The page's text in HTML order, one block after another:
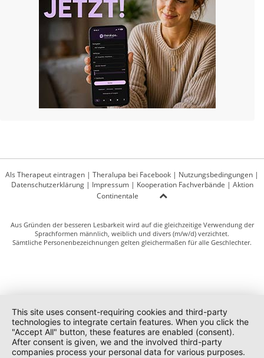
Als Therapeut eintragen | Theralupa bei Facebook | Nutzungsbedingungen |
Datenschutzerklärung| Impressum| Kooperation Fachverbände | Aktion
Continentale
Aus Gründen der besseren Lesbarkeit wird auf die gleichzeitige Verwendung der
Sprachformen männlich, weiblich und divers (m/w/d) verzichtet.
Sämtliche Personenbezeichnungen gelten gleichermaßen für alle Geschlechter.
This site uses consent-requiring cookies and third-party
technologies to integrate certain features. When you click the
"Accept All" button, these features are enabled (consent).
After consent is given, we and the involved third-party
companies process your personal data for various purposes.